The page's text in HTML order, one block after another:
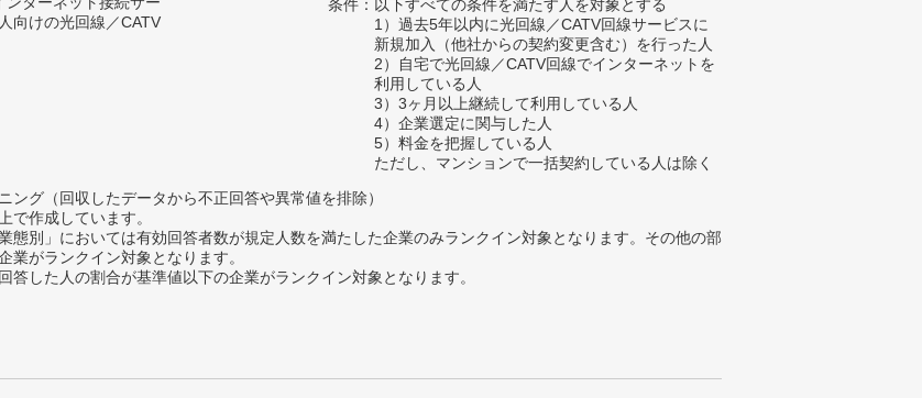
向けの光回線／CATV
条件：以下すべての条件を満たす人を対象とする
1）過去5年以内に光回線／CATV回線サービスに
新規加入（他社からの契約変更含む）を行った人
2）自宅で光回線／CATV回線でインターネットを
利用している人
3）3ヶ月以上継続して利用している人
4）企業選定に関与した人
5）料金を把握している人
ただし、マンションで一括契約している人は除く
グ（回収したデータから不正回答や異常値を排除）
作成しています。
別」においては有効回答者数が規定人数を満たした企業のみランクイン対象となります。その他の部
業がランクイン対象となります。
した人の割合が基準値以下の企業がランクイン対象となります。